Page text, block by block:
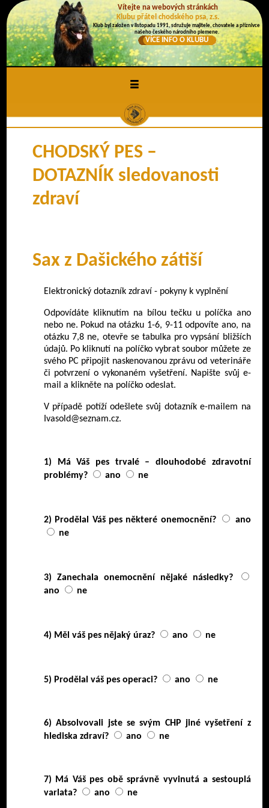
Vítejte na webových stránkách
Klubu přátel chodského psa, z.s.
Klub byl založen v listopadu 1991, sdružuje majitele, chovatele a příznivce
našeho českého národního plemene.
VÍCE INFO O KLUBU
≡
CHODSKÝ PES –
DOTAZNÍK sledovanosti
zdraví
Sax z Dašického zátiší
Elektronický dotazník zdraví - pokyny k vyplnění
Odpovídáte kliknutím na bílou tečku u políčka ano
nebo ne. Pokud na otázku 1-6, 9-11 odpovíte ano, na
otázku 7,8 ne, otevře se tabulka pro vypsání bližších
údajů. Po kliknutí na políčko vybrat soubor můžete ze
svého PC připojit naskenovanou zprávu od veterináře
či potvrzení o vykonaném vyšetření. Napište svůj e-
mail a klikněte na políčko odeslat.
V případě potíží odešlete svůj dotazník e-mailem na
Ivasold@seznam.cz.
1) Má Váš pes trvalé – dlouhodobé zdravotní
problémy?
ano ne
2) Prodělal Váš pes některé onemocnění?
ano
ne
3) Zanechala onemocnění nějaké následky?
ano
ne
4) Měl váš pes nějaký úraz? ano ne
5) Prodělal váš pes operaci? ano ne
6) Absolvovali jste se svým CHP jiné vyšetření z
hlediska zdraví?
ano ne
7) Má Váš pes obě správně vyvinutá a sestouplá
varlata?
ano ne